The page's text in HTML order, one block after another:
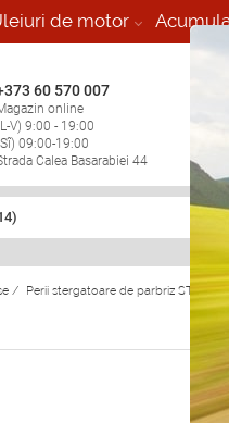
de motor
60 570 007
online
V) 9:00 - 19:00
09:00-19:00
Calea Basarabiei 44
/ Perii stergatoare de parbriz ST-406